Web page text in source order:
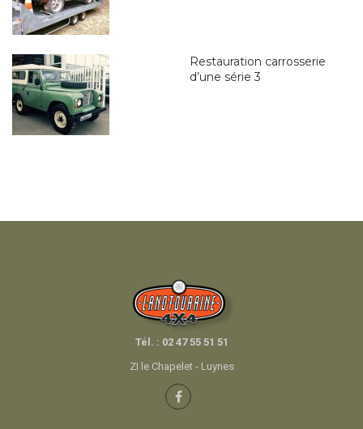
Restauration carrosserie
d’une série 3
Tél. : 02 47 55 51 51
ZI le Chapelet - Luynes